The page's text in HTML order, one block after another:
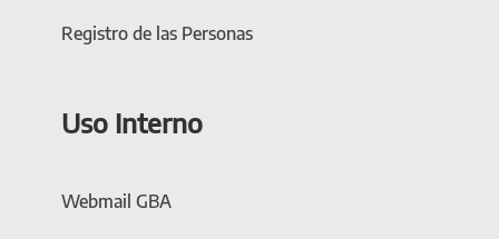
Registro de las Personas
Uso Interno
Webmail GBA